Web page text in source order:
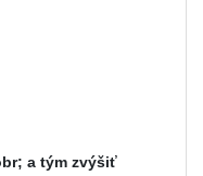
a tým zvýšiť